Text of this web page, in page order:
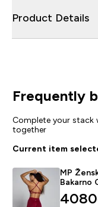
Product Details
Frequently
Complete your
together
Current item
MP
Bakarno